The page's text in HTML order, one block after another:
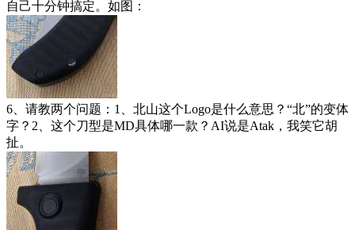
自己十分钟搞定。如图：
6、请教两个问题：1、北山这个Logo是什么意思？“北”的变体
字？2、这个刀型是MD具体哪一款？AI说是Atak，我笑它胡
扯。